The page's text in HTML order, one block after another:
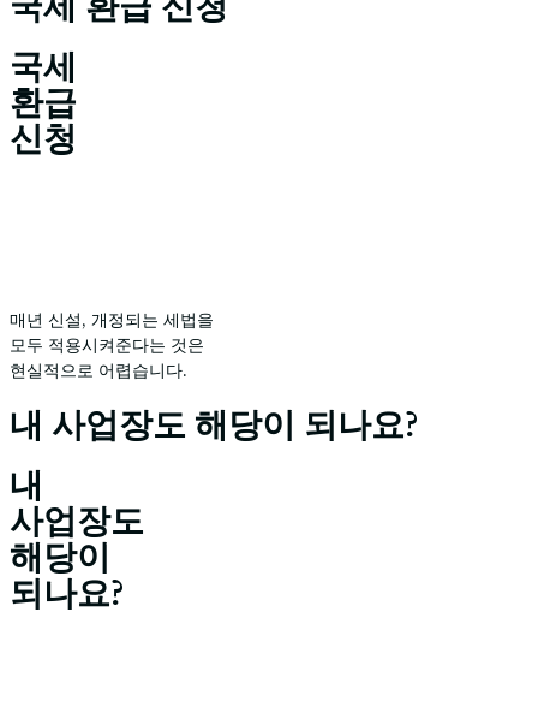
국세
환급
신청
매년 신설, 개정되는 세법을
모두 적용시켜준다는 것은
현실적으로 어렵습니다.
내 사업장도 해당이 되나요?
내
사업장도
해당이
되나요?